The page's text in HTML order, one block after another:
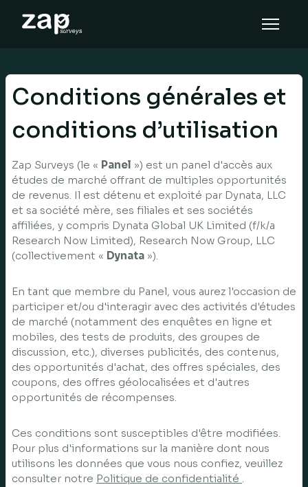
SV
Conditions générales et
conditions d’utilisation
Zap Surveys (le « Panel ») est un panel d'accès aux
études de marché offrant de multiples opportunités
de revenus. Il est détenu et exploité par Dynata, LLC
et sa société mère, ses filiales et ses sociétés
affiliées, y compris Dynata Global UK Limited (f/k/a
Research Now Limited), Research Now Group, LLC
(collectivement « Dynata »).
En tant que membre du Panel, vous aurez l'occasion de
participer et/ou d'interagir avec des activités d'études
de marché (notamment des enquêtes en ligne et
mobiles, des tests de produits, des groupes de
discussion, etc.), diverses publicités, des contenus,
des opportunités d'achat, des offres spéciales, des
coupons, des offres géolocalisées et d'autres
opportunités de récompenses.
Ces conditions sont susceptibles d'être modifiées.
Pour plus d'informations sur la manière dont nous
utilisons les données que vous nous confiez, veuillez
consulter notre Politique de confidentialité .